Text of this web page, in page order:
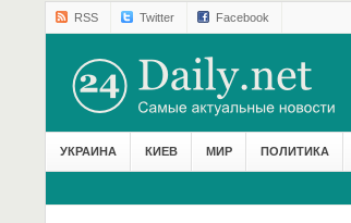
RSS Twitter Facebook
УКРАИНА КИЕВ МИР ПОЛИТИКА